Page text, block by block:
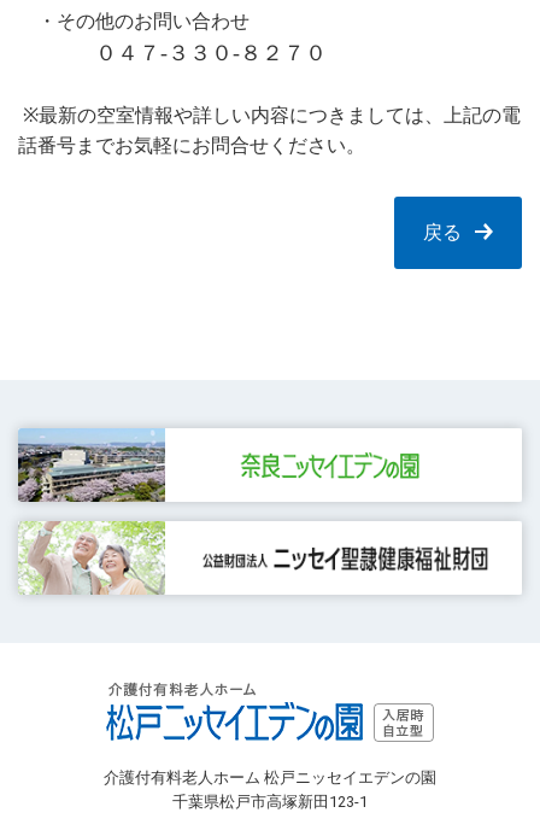
・その他のお問い合わせ
０４７-３３０-８２７０
※最新の空室情報や詳しい内容につきましては、上記の電
話番号までお気軽にお問合せください。
戻る
介護付有料老人ホーム 松戸ニッセイエデンの園
千葉県松戸市高塚新田123-1